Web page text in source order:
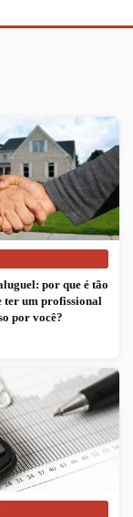
por que é tão
ter um profissional
por você?